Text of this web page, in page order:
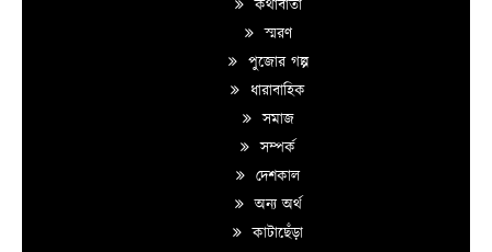
কথাবার্তা
স্মরণ
পুজোর গল্প
ধারাবাহিক
সমাজ
সম্পর্ক
দেশকাল
অন্য অর্থ
কাটাছেঁড়া